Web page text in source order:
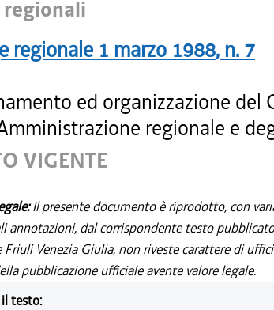
regionali
regionale 1 marzo 1988, n. 7
ed organizzazione del
regionale e
VIGENTE
Il presente documento è riprodotto, con
annotazioni, dal corrispondente testo
Friuli Venezia Giulia, non riveste carattere di
pubblicazione ufficiale avente valore legale.
testo: